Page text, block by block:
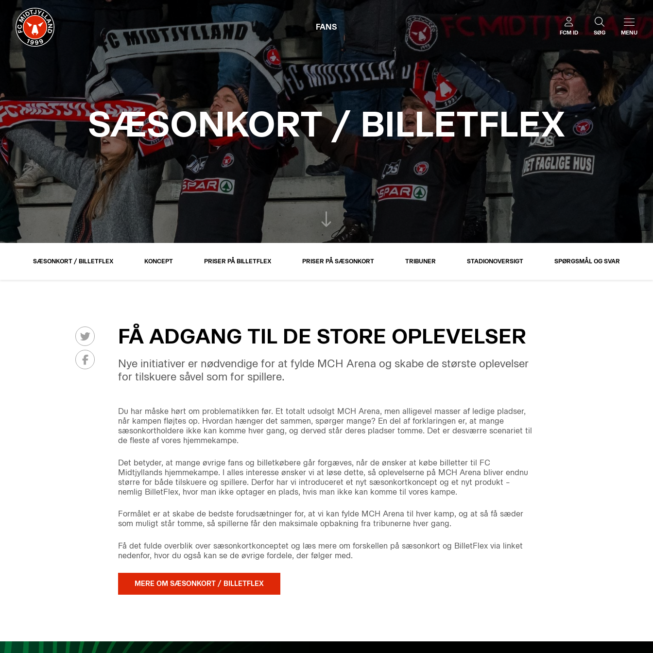
FANS
FCM ID SØG MENU
SÆSONKORT / BILLETFLEX
SÆSONKORT / BILLETFLEX KONCEPT PRISER PÅ BILLETFLEX PRISER PÅ SÆSONKORT TRIBUNER STADIONOVERSIGT SPØRGSMÅL OG SVAR
FÅ ADGANG TIL DE STORE OPLEVELSER
Nye initiativer er nødvendige for at fylde MCH Arena og skabe de største oplevelser
for tilskuere såvel som for spillere.
Du har måske hørt om problematikken før. Et totalt udsolgt MCH Arena, men alligevel masser af ledige pladser,
når kampen fløjtes op. Hvordan hænger det sammen, spørger mange? En del af forklaringen er, at mange
sæsonkortholdere ikke kan komme hver gang, og derved står deres pladser tomme. Det er desværre scenariet til
de fleste af vores hjemmekampe.
Det betyder, at mange øvrige fans og billetkøbere går forgæves, når de ønsker at købe billetter til FC
Midtjyllands hjemmekampe. I alles interesse ønsker vi at løse dette, så oplevelserne på MCH Arena bliver endnu
større for både tilskuere og spillere. Derfor har vi introduceret et nyt sæsonkortkoncept og et nyt produkt –
nemlig BilletFlex, hvor man ikke optager en plads, hvis man ikke kan komme til vores kampe.
Formålet er at skabe de bedste forudsætninger for, at vi kan fylde MCH Arena til hver kamp, og at så få sæder
som muligt står tomme, så spillerne får den maksimale opbakning fra tribunerne hver gang.
Få det fulde overblik over sæsonkortkonceptet og læs mere om forskellen på sæsonkort og BilletFlex via linket
nedenfor, hvor du også kan se de øvrige fordele, der følger med.
MERE OM SÆSONKORT / BILLETFLEX